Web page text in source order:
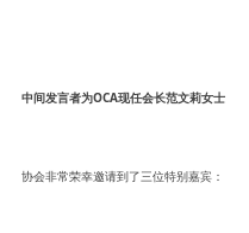
中间发言者为OCA现任会长范文莉女士
协会非常荣幸邀请到了三位特别嘉宾：